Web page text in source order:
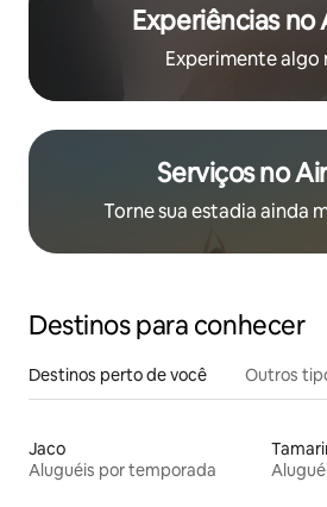
Experiências no
Experimente algo
Serviços no
Torne sua estadia ainda
Destinos para conhecer
Destinos perto de você Outros
Jaco
Aluguéis por temporada